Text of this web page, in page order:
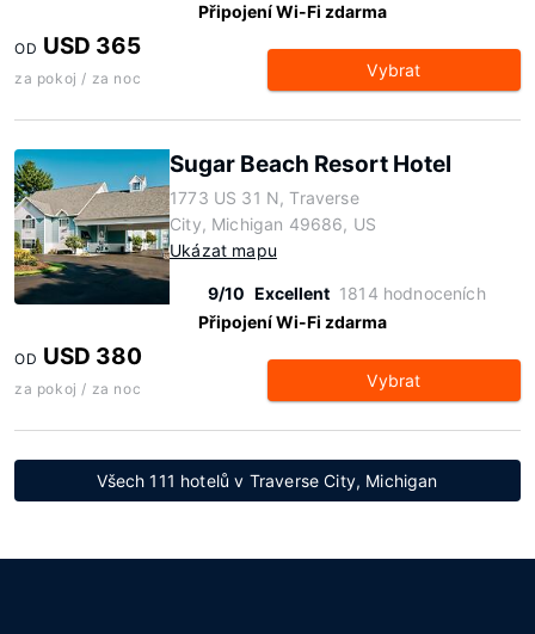
Připojení Wi-Fi zdarma
OD USD 365
za pokoj / za noc Vybrat
Sugar Beach Resort Hotel
1773 US 31 N, Traverse
City, Michigan 49686, US
Ukázat mapu
9/10 Excellent 1814 hodnoceních
Připojení Wi-Fi zdarma
OD USD 380
za pokoj / za noc Vybrat
Všech 111 hotelů v Traverse City, Michigan